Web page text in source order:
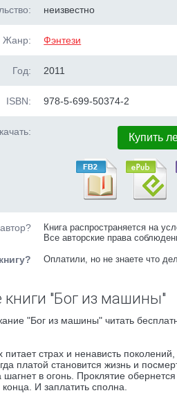
неизвестно
Жанр: Фэнтези
Год: 2011
ISBN: 978-5-699-50374-2
Купить
Книга распространяется на
Все авторские права
Оплатили, но не знаете что
книги "Бог из машины"
"Бог из машины" читать
страх и ненависть
платой становится жизнь и
в огонь. Проклятие
И заплатить сполна.